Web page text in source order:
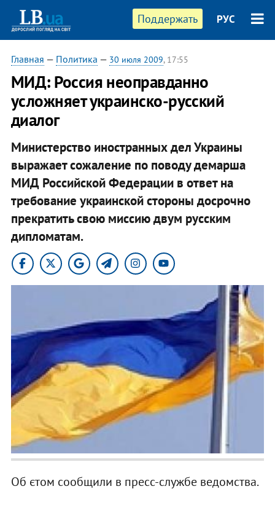
Поддержать РУС
Главная — Политика — 30 июля 2009, 17:55
МИД: Россия неоправданно
усложняет украинско-русский
диалог
Министерство иностранных дел Украины
выражает сожаление по поводу демарша
МИД Российской Федерации в ответ на
требование украинской стороны досрочно
прекратить свою миссию двум русским
дипломатам.
Об єтом сообщили в пресс-службе ведомства.